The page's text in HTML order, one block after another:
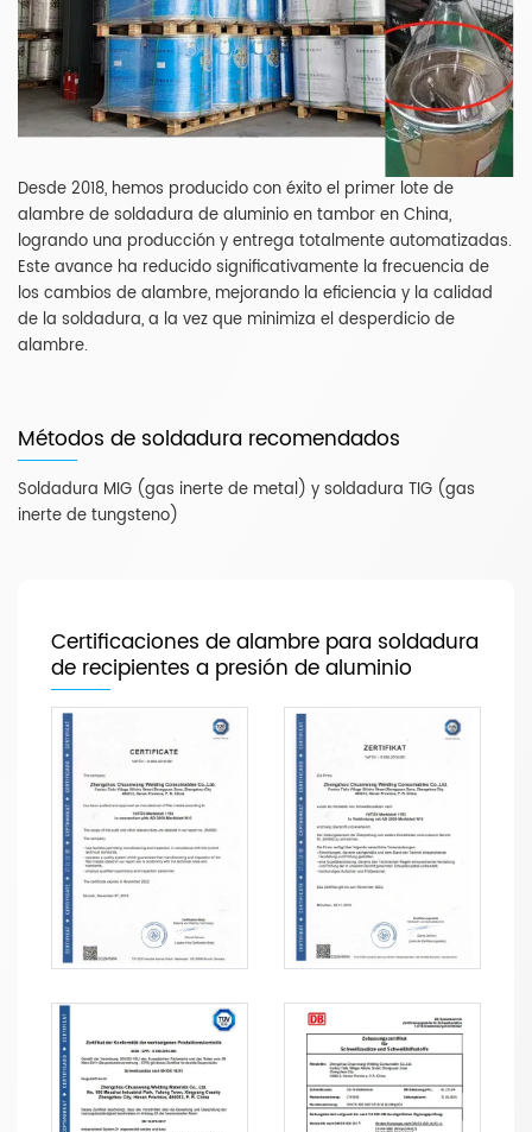
Desde 2018, hemos producido con éxito el primer lote de
alambre de soldadura de aluminio en tambor en China,
logrando una producción y entrega totalmente automatizadas.
Este avance ha reducido significativamente la frecuencia de
los cambios de alambre, mejorando la eficiencia y la calidad
de la soldadura, a la vez que minimiza el desperdicio de
alambre.
Métodos de soldadura recomendados
Soldadura MIG (gas inerte de metal) y soldadura TIG (gas
inerte de tungsteno)
Certificaciones de alambre para soldadura
de recipientes a presión de aluminio